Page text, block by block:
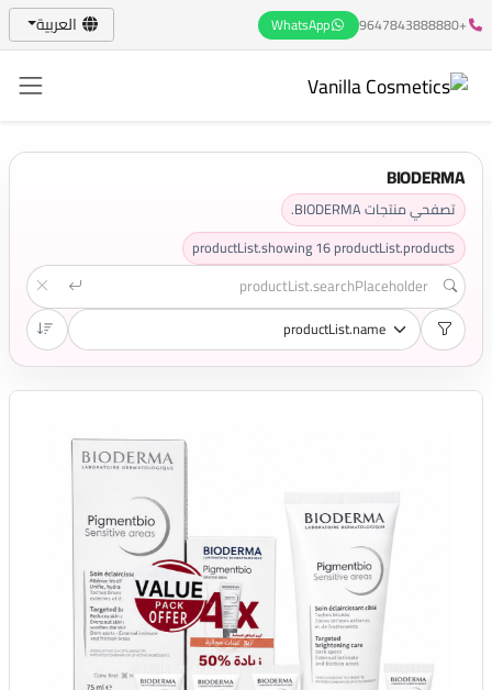
+9647843888880
WhatsApp العربية
BIODERMA
تصفحي منتجات BIODERMA.
productList.showing16productList.products